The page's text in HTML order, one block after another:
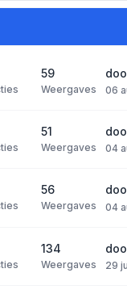
59
Weergaves 06
51
Weergaves 04
56
Weergaves 04
134
Weergaves 29